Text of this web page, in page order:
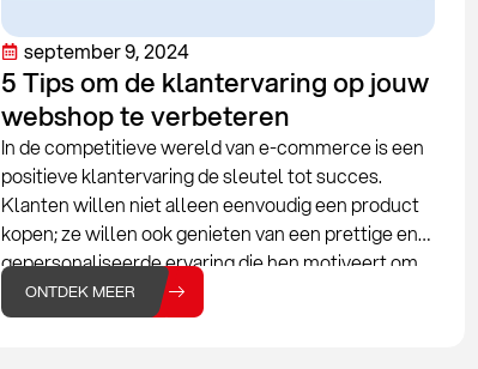
september 9, 2024
5 Tips om de klantervaring op jouw
webshop te verbeteren
In de competitieve wereld van e-commerce is een
positieve klantervaring de sleutel tot succes.
Klanten willen niet alleen eenvoudig een product
kopen; ze willen ook genieten van een prettige en
gepersonaliseerde ervaring die hen motiveert om
terug te keren. Om ervoor te zorgen dat jouw
webshop zich onderscheidt van de
ONTDEK MEER